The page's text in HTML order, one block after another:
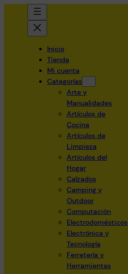
Inicio
Tienda
Mi cuenta
Categorías
Arte y
Manualidades
Artículos de
Cocina
Artículos de
Limpieza
Artículos del
Hogar
Calzados
Camping y
Outdoor
Computación
Electrodomésticos
Electrónica y
Tecnología
Ferretería y
Herramientas